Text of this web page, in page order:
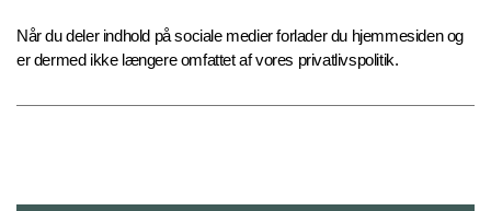
Når du deler indhold på sociale medier forlader du hjemmesiden og
er dermed ikke længere omfattet af vores privatlivspolitik.